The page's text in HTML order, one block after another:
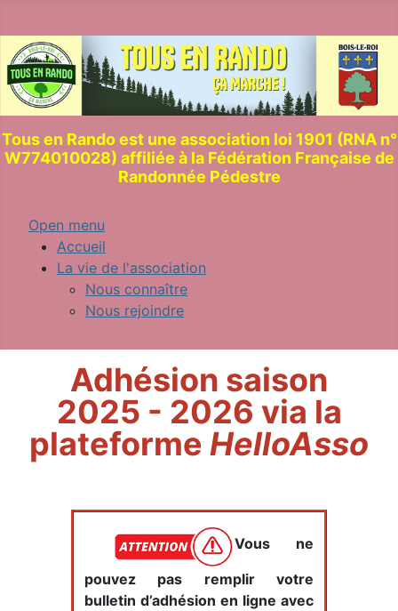
Tous en Rando est une association loi 1901 (RNA n°
W774010028) affiliée à la Fédération Française de
Randonnée Pédestre
Open menu
Accueil
La vie de l'association
Nous connaître
Nous rejoindre
Adhésion saison
2025 - 2026 via la
plateforme HelloAsso
Vous ne
pouvez pas remplir votre
bulletin d’adhésion en ligne avec